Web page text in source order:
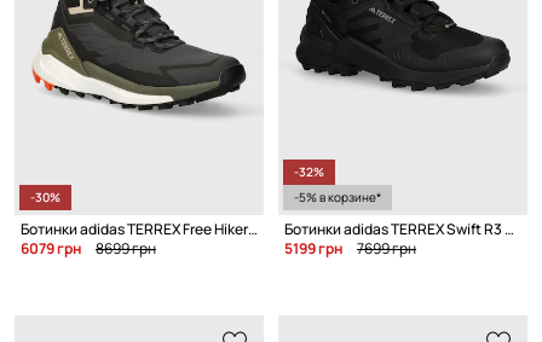
-30%
Ботинки adidas TERREX Free Hiker 2 GTX
6079 грн
8699 грн
-32%
-5% в корзине*
Ботинки adidas TERREX Swift R3 Gore-Tex
5199 грн
7699 грн